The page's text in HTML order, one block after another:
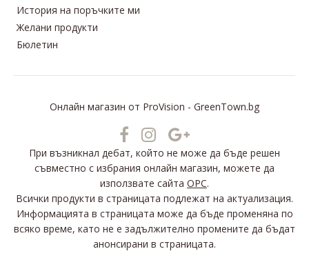
История на поръчките ми
Желани продукти
Бюлетин
Онлайн магазин от ProVision - GreenTown.bg
При възникнал дебат, който не може да бъде решен
съвместно с избрания онлайн магазин, можете да
използвате сайта ОРС.
Всички продукти в страницата подлежат на актуализация.
Информацията в страницата може да бъде променяна по
всяко време, като не е задължително промените да бъдат
анонсирани в страницата.